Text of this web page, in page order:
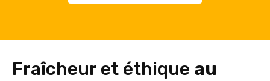
Fraîcheur et éthique au